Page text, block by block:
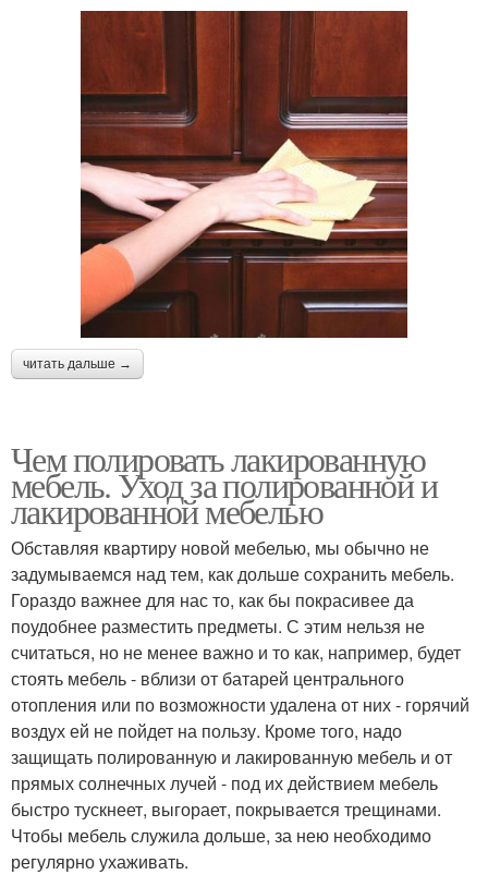
читать дальше →
Чем полировать лакированную
мебель. Уход за полированной и
лакированной мебелью
Обставляя квартиру новой мебелью, мы обычно не
задумываемся над тем, как дольше сохранить мебель.
Гораздо важнее для нас то, как бы покрасивее да
поудобнее разместить предметы. С этим нельзя не
считаться, но не менее важно и то как, например, будет
стоять мебель - вблизи от батарей центрального
отопления или по возможности удалена от них - горячий
воздух ей не пойдет на пользу. Кроме того, надо
защищать полированную и лакированную мебель и от
прямых солнечных лучей - под их действием мебель
быстро тускнеет, выгорает, покрывается трещинами.
Чтобы мебель служила дольше, за нею необходимо
регулярно ухаживать.